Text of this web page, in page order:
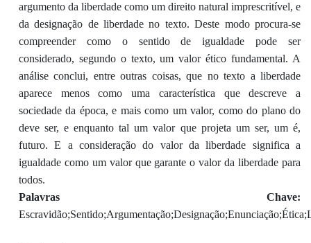
argumento da liberdade como um direito natural imprescritível, e
da designação de liberdade no texto. Deste modo procura-se
compreender como o sentido de igualdade pode ser
considerado, segundo o texto, um valor ético fundamental. A
análise conclui, entre outras coisas, que no texto a liberdade
aparece menos como uma característica que descreve a
sociedade da época, e mais como um valor, como do plano do
deve ser, e enquanto tal um valor que projeta um ser, um é,
futuro. E a consideração do valor da liberdade significa a
igualdade como um valor que garante o valor da liberdade para
todos.
Palavras Chave: